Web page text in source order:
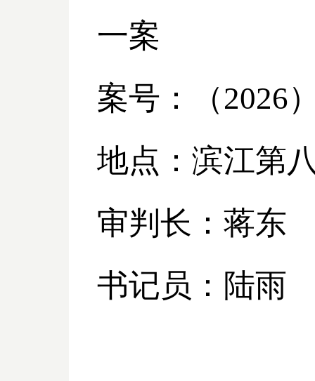
一案
案号：（2026
地点：滨江第
审判长：蒋东
书记员：陆雨